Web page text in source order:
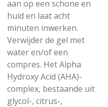
aan op een schone en
huid en laat acht
minuten inwerken.
Verwijder de gel met
water en/of een
compres. Het Alpha
Hydroxy Acid (AHA)-
complex, bestaande uit
glycol-, citrus-,